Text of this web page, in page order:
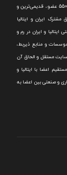
اتاق مشترک ایران و ایتالیا در سال ۱۳۷۰ تاسیس و با بیش از 5500 عضو، قدیمی‌ترین و
ايران و ايتاليا
و ايران در رم و
و منابع ذيربط،
سايت مستقل و الحاق آن
اعضا با ايتاليا و
و صنعتی بين اعضا به